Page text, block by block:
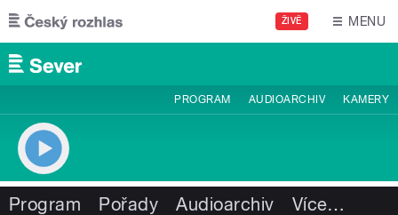
Přejít k hlavnímu obsahu
ŽIVĚ MENU
PROGRAM AUDIOARCHIV KAMERY
Program Pořady Audioarchiv Více…